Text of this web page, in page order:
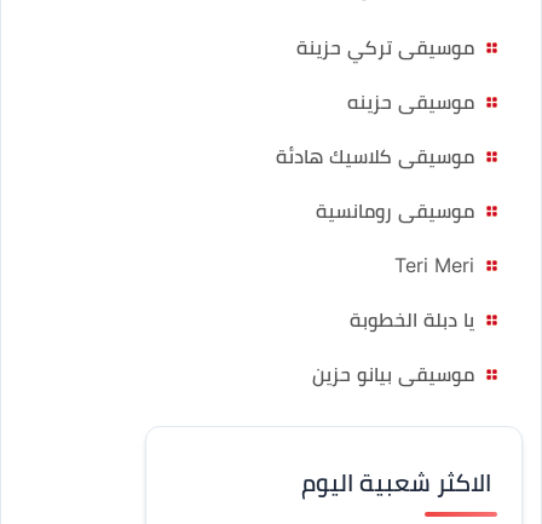
موسيقى تركي حزينة
موسيقى حزينه
موسيقى كلاسيك هادئة
موسيقى رومانسية
Teri Meri
يا دبلة الخطوبة
موسيقى بيانو حزين
الاكثر شعبية اليوم